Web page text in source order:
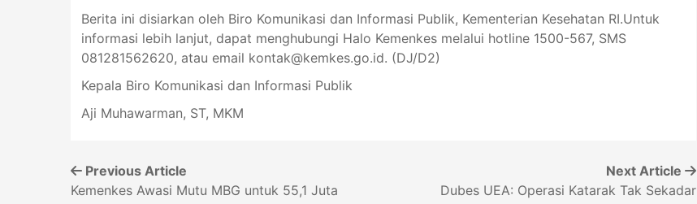
Berita ini disiarkan oleh Biro Komunikasi dan Informasi Publik, Kementerian Kesehatan RI.Untuk
informasi lebih lanjut, dapat menghubungi Halo Kemenkes melalui hotline 1500-567, SMS
081281562620, atau email kontak@kemkes.go.id. (DJ/D2)
Kepala Biro Komunikasi dan Informasi Publik
Aji Muhawarman, ST, MKM
Previous Article
Kemenkes Awasi Mutu MBG untuk 55,1 Juta
Next Article
Dubes UEA: Operasi Katarak Tak Sekadar